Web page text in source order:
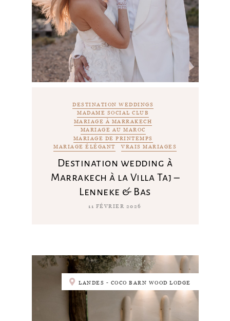
DESTINATION WEDDINGS
MADAME SOCIAL CLUB
MARIAGE À MARRAKECH
MARIAGE AU MAROC
MARIAGE DE PRINTEMPS
MARIAGE ÉLÉGANT
VRAIS MARIAGES
Destination wedding à
Marrakech à la Villa Taj –
Lenneke & Bas
11 FÉVRIER 2026
LANDES - COCO BARN WOOD LODGE